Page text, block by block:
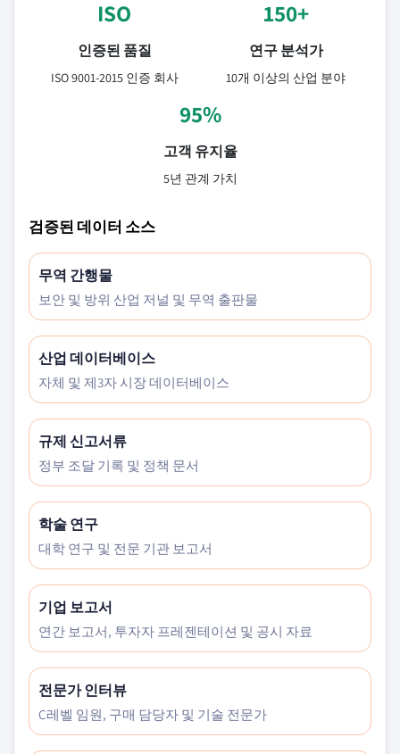
ISO
인증된 품질
ISO 9001-2015 인증 회사
150+
연구 분석가
10개 이상의 산업 분야
95%
고객 유지율
5년 관계 가치
검증된 데이터 소스
무역 간행물
보안 및 방위 산업 저널 및 무역 출판물
산업 데이터베이스
자체 및 제3자 시장 데이터베이스
규제 신고서류
정부 조달 기록 및 정책 문서
학술 연구
대학 연구 및 전문 기관 보고서
기업 보고서
연간 보고서, 투자자 프레젠테이션 및 공시 자료
전문가 인터뷰
C레벨 임원, 구매 담당자 및 기술 전문가